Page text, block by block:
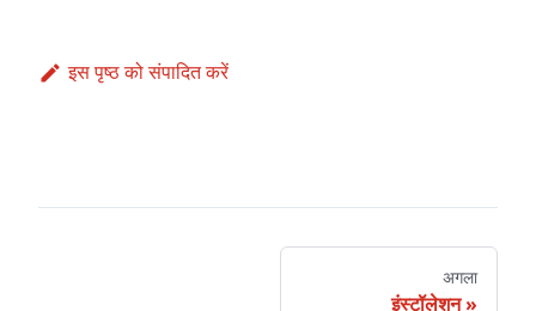
इस पृष्ठ को संपादित करें
अगला
इंस्टॉलेशन